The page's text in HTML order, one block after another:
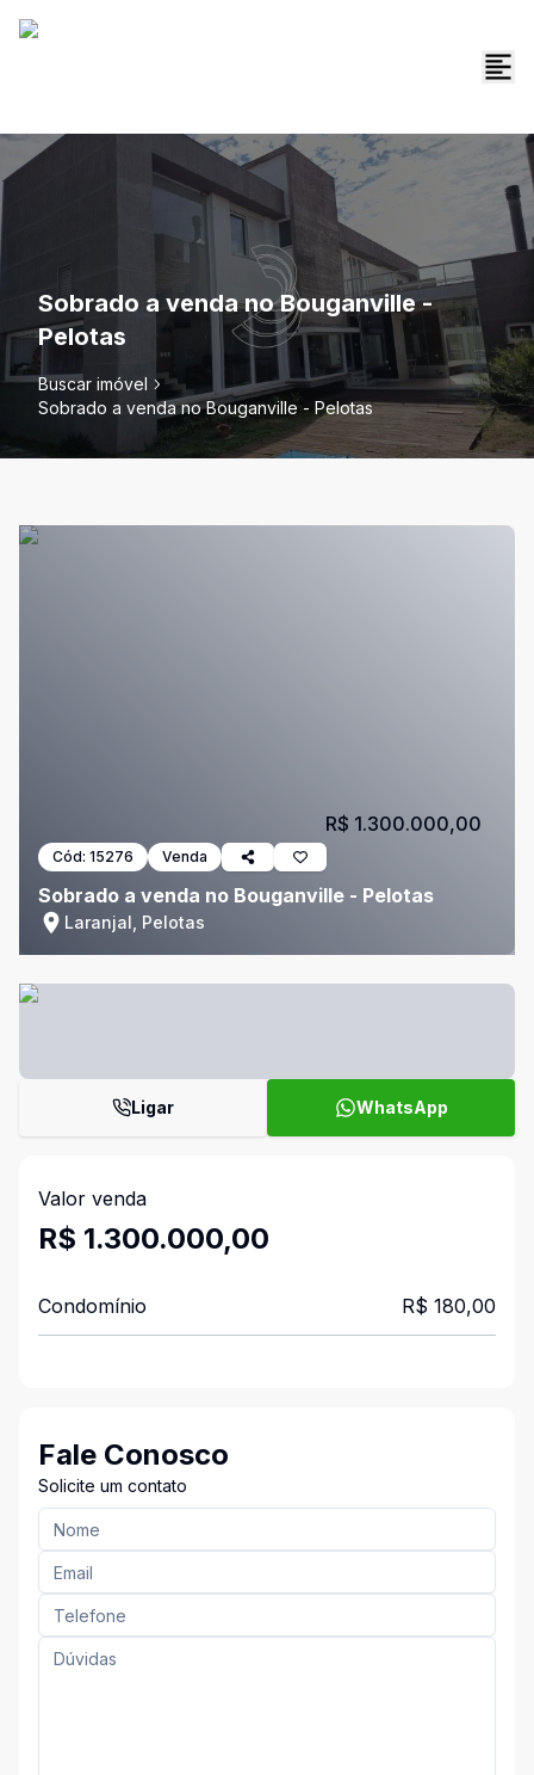
Sobrado a venda no Bouganville -
Pelotas
Buscar imóvel
Sobrado a venda no Bouganville - Pelotas
Cód: 15276 Venda
Sobrado a venda no Bouganville - Pelotas
Laranjal, Pelotas
R$ 1.300.000,00
Ligar WhatsApp
Valor venda
R$ 1.300.000,00
Condomínio R$ 180,00
Fale Conosco
Solicite um contato